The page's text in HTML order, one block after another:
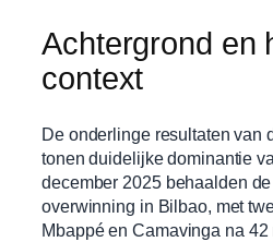
Achtergrond en
context
De onderlinge resultaten van
tonen duidelijke dominantie
december 2025 behaalden
overwinning in Bilbao, met
Mbappé en Camavinga na